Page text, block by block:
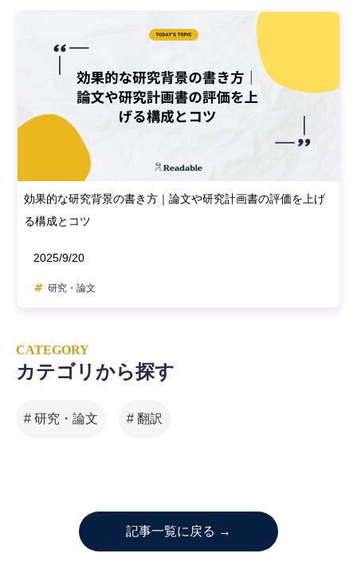
効果的な研究背景の書き方｜論文や研究計画書の評価を上げ
る構成とコツ
2025/9/20
研究・論文
CATEGORY
カテゴリから探す
# 研究・論文 # 翻訳
記事一覧に戻る →